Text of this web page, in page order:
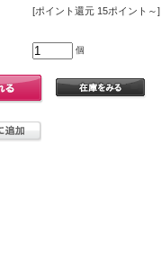
[ポイント還元 15ポイント～]
個